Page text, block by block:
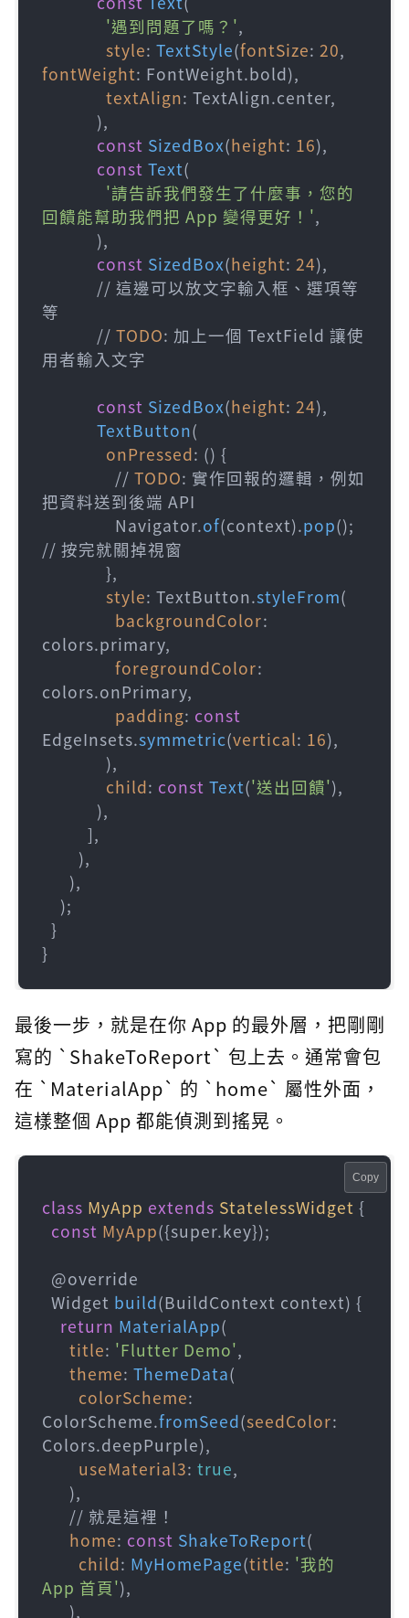
'遇到問題了嗎？',
style: TextStyle(fontSize: 20
fontWeight: FontWeight.bold),
textAlign: TextAlign.center,
const SizedBox(height: 16),
const Text(
'請告訴我們發生了什麼事，您的
回饋能幫助我們把 App 變得更好！',
const SizedBox(height: 24),
等
            //
TODO: 加上一個 TextField 讓使
用者輸入文字
const SizedBox(height: 24),
TextButton(
onPressed: () {
                //
TODO: 實作回報的邏輯，例如
把資料送到後端 API
                Navigator.
of(context).pop();
// 按完就關掉視窗
              },
style: TextButton.styleFrom(
backgroundColor:
colors.primary,
foregroundColor:
colors.onPrimary,
padding: const
EdgeInsets.symmetric(vertical: 16),
child: const Text('送出回饋'),
          ],
  }
最後一步，就是在你 App 的最外層，把剛剛
寫的 `ShakeToReport` 包上去。通常會包
在 `MaterialApp` 的 `home` 屬性外面，
這樣整個 App 都能偵測到搖晃。
class MyApp extends StatelessWidget {
const MyApp({super.key});
  Widget
build(BuildContext context) {
return MaterialApp(
title: 'Flutter Demo',
theme: ThemeData(
colorScheme:
ColorScheme.fromSeed(seedColor:
Colors.deepPurple),
useMaterial3: true,
home: const ShakeToReport(
child: MyHomePage(title: '我的
App 首頁'),
Copy